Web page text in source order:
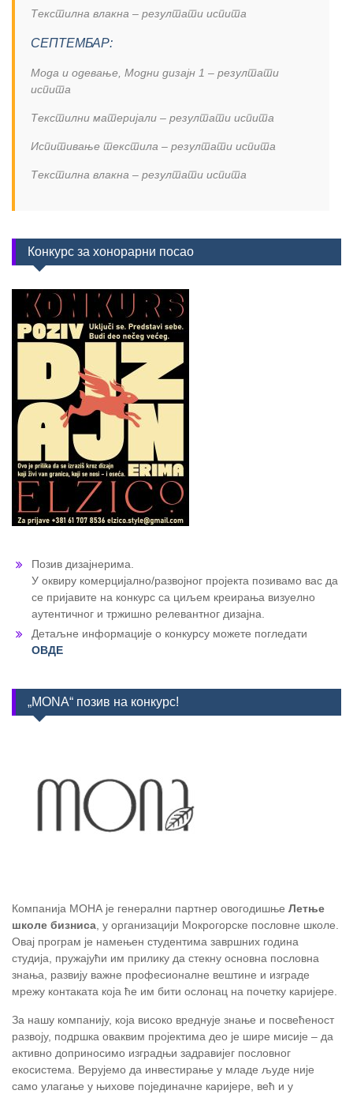
Текстилна влакна – резултати испита
СЕПТЕМБАР:
Мода и одевање, Модни дизајн 1 – резултати
испита
Текстилни материјали – резултати испита
Испитивање текстила – резултати испита
Текстилна влакна – резултати испита
Конкурс за хонорарни посао
Позив дизајнерима.
У оквиру комерцијално/развојног пројекта позивамо вас да
се пријавите на конкурс са циљем креирања визуелно
аутентичног и тржишно релевантног дизајна.
Детаљне информације о конкурсу можете погледати
ОВДЕ
„MONA“ позив на конкурс!
Компанија МОНА је генерални партнер овогодишње Летње
школе бизниса, у организацији Мокрогорске пословне школе.
Овај програм је намењен студентима завршних година
студија, пружајући им прилику да стекну основна пословна
знања, развију важне професионалне вештине и изграде
мрежу контаката која ће им бити ослонац на почетку каријере.
За нашу компанију, која високо вреднује знање и посвећеност
развоју, подршка оваквим пројектима део је шире мисије – да
активно доприносимо изградњи задравијег пословног
екосистема. Верујемо да инвестирање у младе људе није
само улагање у њихове појединачне каријере, већ и у